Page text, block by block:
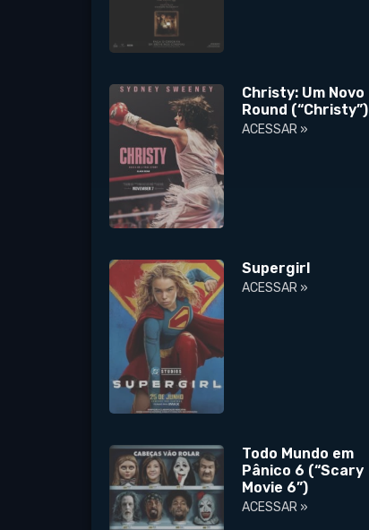
Christy: Um Novo
Round (“Christy”)
ACESSAR »
Supergirl
ACESSAR »
Todo Mundo em
Pânico 6 (“Scary
Movie 6”)
ACESSAR »